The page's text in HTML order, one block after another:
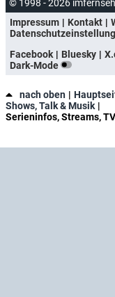
© 1998 - 2026
Impressum
Kontakt
Facebook
Bluesky
Dark-Mode
nach oben
Shows, Talk & Musik
Serieninfos, Streams,